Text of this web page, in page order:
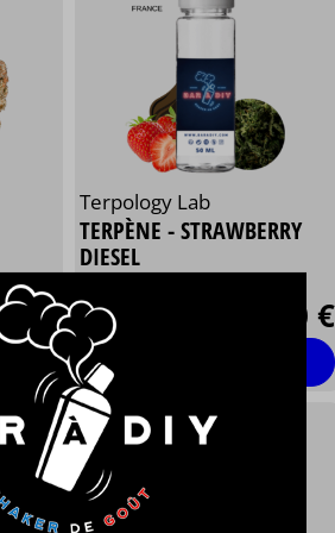
/ 50 ml
Terpology Lab
TERPÈNE - STRAWBERRY
DIESEL
Terpène, Fraise
23,90 €